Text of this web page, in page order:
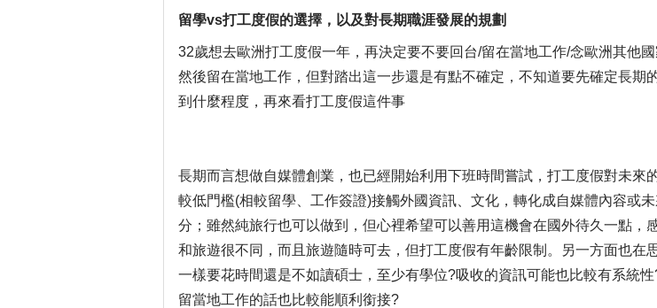
留學vs打工度假的選擇，以及對長期職涯發展的規劃
32歲想去歐洲打工度假一年，再決定要不要回台/留在當地工作/念歐洲其他
然後留在當地工作，但對踏出這一步還是有點不確定，不知道要先確定長期
到什麼程度，再來看打工度假這件事
長期而言想做自媒體創業，也已經開始利用下班時間嘗試，打工度假對未來
較低門檻(相較留學、工作簽證)接觸外國資訊、文化，轉化成自媒體內容或
分；雖然純旅行也可以做到，但心裡希望可以善用這機會在國外待久一點，
和旅遊很不同，而且旅遊隨時可去，但打工度假有年齡限制。另一方面也在
一樣要花時間還是不如讀碩士，至少有學位?吸收的資訊可能也比較有系統
留當地工作的話也比較能順利銜接?